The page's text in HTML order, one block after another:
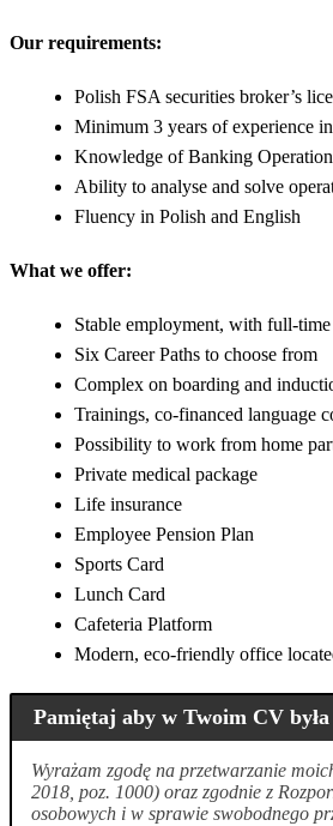
Our requirements:
Polish FSA securities broker’s
Minimum 3 years of experience
Knowledge of Banking
Ability to analyse and solve
Fluency in Polish and English
What we offer:
Stable employment, with full-
Six Career Paths to choose from
Complex on boarding and
Trainings, co-financed language
Possibility to work from home
Private medical package
Life insurance
Employee Pension Plan
Sports Card
Lunch Card
Cafeteria Platform
Modern, eco-friendly office
Pamiętaj aby w Twoim CV była
Wyrażam zgodę na przetwarzanie
2018, poz. 1000) oraz zgodnie z
osobowych i w sprawie swobodnego